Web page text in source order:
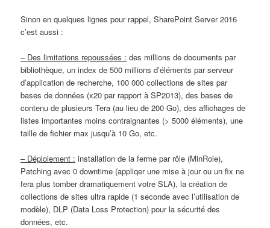
Sinon en quelques lignes pour rappel, SharePoint Server 2016
c’est aussi :
– Des limitations repoussées : des millions de documents par
bibliothèque, un index de 500 millions d’éléments par serveur
d’application de recherche, 100 000 collections de sites par
bases de données (x20 par rapport à SP2013), des bases de
contenu de plusieurs Tera (au lieu de 200 Go), des affichages de
listes importantes moins contraignantes (> 5000 éléments), une
taille de fichier max jusqu’à 10 Go, etc.
– Déploiement : installation de la ferme par rôle (MinRole),
Patching avec 0 downtime (appliqer une mise à jour ou un fix ne
fera plus tomber dramatiquement votre SLA), la création de
collections de sites ultra rapide (1 seconde avec l’utilisation de
modèle), DLP (Data Loss Protection) pour la sécurité des
données, etc.